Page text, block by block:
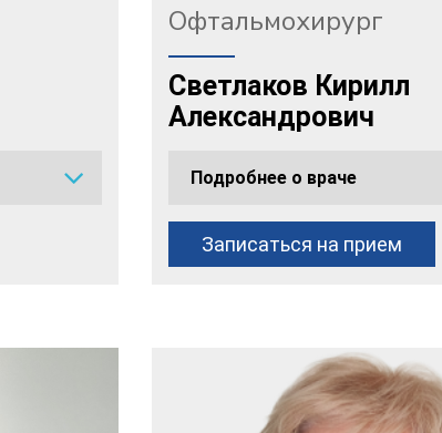
Офтальмохирург
Светлаков Кирилл
Александрович
Подробнее о враче
Записаться на прием